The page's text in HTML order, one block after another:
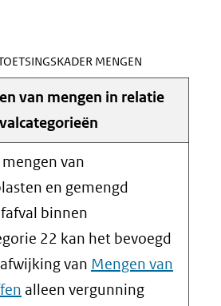
MENGEN
van mengen in relatie
van
en gemengd
binnen
22 kan het bevoegd
van Mengen van
alleen vergunning